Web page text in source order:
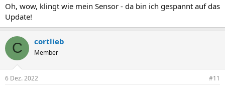
Oh, wow, klingt wie mein Sensor - da bin ich gespannt auf das
Update!
C cortlieb
Member
6 Dez. 2022 #11